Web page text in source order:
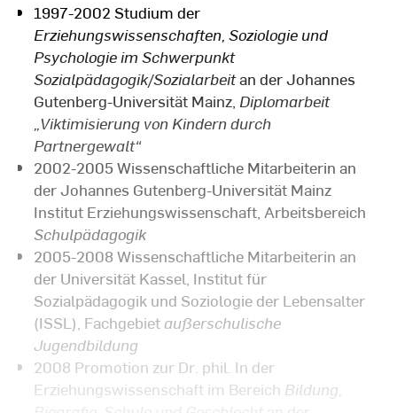
1997-2002 Studium der
Erziehungswissenschaften, Soziologie und
Psychologie im Schwerpunkt
Sozialpädagogik/Sozialarbeitan der Johannes
Gutenberg-Universität Mainz, Diplomarbeit
„Viktimisierung von Kindern durch
Partnergewalt“
2002-2005 Wissenschaftliche Mitarbeiterin an
der Johannes Gutenberg-Universität Mainz
Institut Erziehungswissenschaft, Arbeitsbereich
Schulpädagogik
2005-2008 Wissenschaftliche Mitarbeiterin an
der Universität Kassel, Institut für
Sozialpädagogik und Soziologie der Lebensalter
(ISSL), Fachgebiet außerschulische
Jugendbildung
2008 Promotion zur Dr. phil. In der
Erziehungswissenschaft im Bereich Bildung,